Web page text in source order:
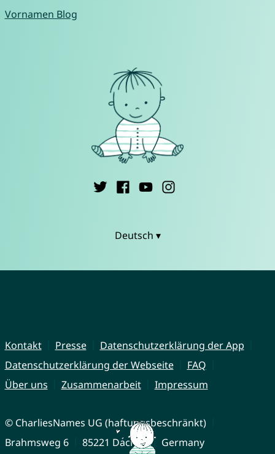
Vornamen Blog
Deutsch ▾
Kontakt Presse
Datenschutzerklärung der App
Datenschutzerklärung der Webseite
FAQ
Über uns
Zusammenarbeit Impressum
© CharliesNames UG (haftungsbeschränkt)
Brahmsweg 6
85221 Dachau Germany